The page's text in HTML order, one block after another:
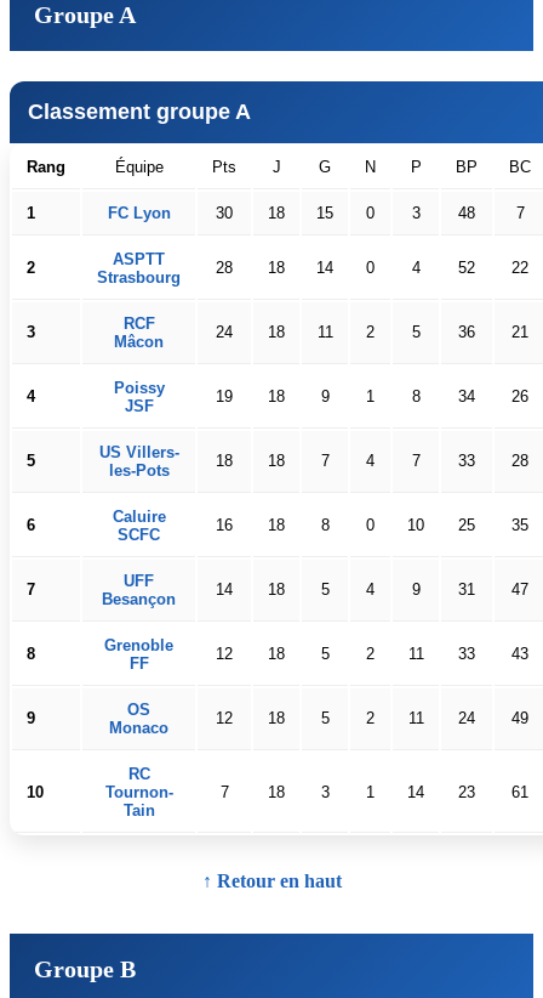
Groupe A
Classement groupe A
Rang Équipe Pts J G N P BP BC
1 FC Lyon 30 18 15 0 3 48 7
2
ASPTT
Strasbourg
28 18 14 0 4 52 22
3
RCF
Mâcon
24 18 11 2 5 36 21
4
Poissy
JSF
19 18 9 1 8 34 26
5
US Villers-
les-Pots
18 18 7 4 7 33 28
6
Caluire
SCFC
16 18 8 0 10 25 35
7
UFF
Besançon
14 18 5 4 9 31 47
8
Grenoble
FF
12 18 5 2 11 33 43
9
OS
Monaco
12 18 5 2 11 24 49
10
RC
Tournon-
Tain
7 18 3 1 14 23 61
↑ Retour en haut
Groupe B